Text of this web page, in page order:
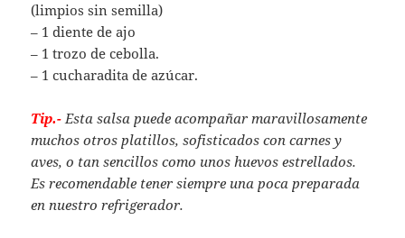
(limpios sin semilla)
– 1 diente de ajo
– 1 trozo de cebolla.
– 1 cucharadita de azúcar.
Tip.-Esta salsa puede acompañar maravillosamente
muchos otros platillos, sofisticados con carnes y
aves, o tan sencillos como unos huevos estrellados.
Es recomendable tener siempre una poca preparada
en nuestro refrigerador.